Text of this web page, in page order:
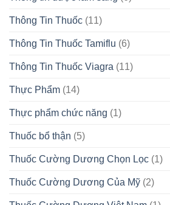
Thông Tin Thuốc (11)
Thông Tin Thuốc Tamiflu (6)
Thông Tin Thuốc Viagra (11)
Thực Phẩm (14)
Thực phẩm chức năng (1)
Thuốc bổ thận (5)
Thuốc Cường Dương Chọn Lọc (1)
Thuốc Cường Dương Của Mỹ (2)